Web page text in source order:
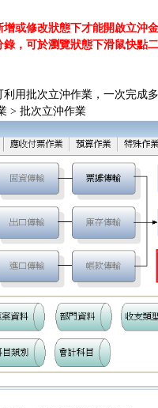
或修改狀態下才能開啟立沖
，可於瀏覽狀態下滑鼠快點
用批次立沖作業，一次完成
> 批次立沖作業